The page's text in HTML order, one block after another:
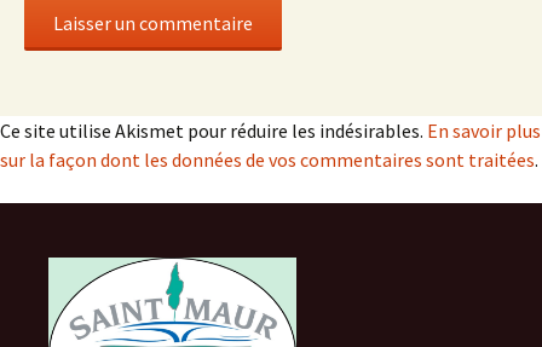
Ce site utilise Akismet pour réduire les indésirables. En savoir plus
sur la façon dont les données de vos commentaires sont traitées.